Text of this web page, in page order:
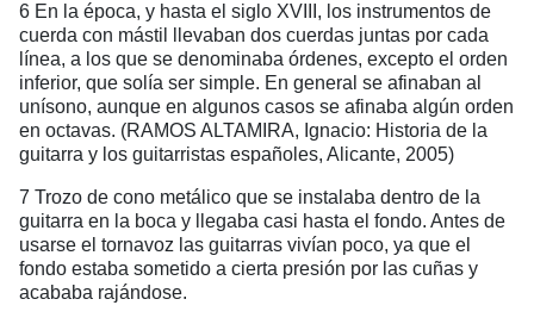
6 En la época, y hasta el siglo XVIII, los instrumentos de
cuerda con mástil llevaban dos cuerdas juntas por cada
línea, a los que se denominaba órdenes, excepto el orden
inferior, que solía ser simple. En general se afinaban al
unísono, aunque en algunos casos se afinaba algún orden
en octavas. (RAMOS ALTAMIRA, Ignacio: Historia de la
guitarra y los guitarristas españoles, Alicante, 2005)
7 Trozo de cono metálico que se instalaba dentro de la
guitarra en la boca y llegaba casi hasta el fondo. Antes de
usarse el tornavoz las guitarras vivían poco, ya que el
fondo estaba sometido a cierta presión por las cuñas y
acababa rajándose.